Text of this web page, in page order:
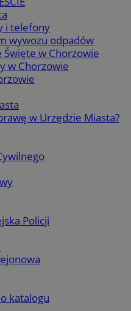
i telefony
wywozu odpadów
Święte w Chorzowie
w Chorzowie
w Urzędzie Miasta?
Policji
katalogu